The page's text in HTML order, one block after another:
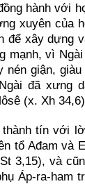
hành với
xuyên của
để xây dựng
mạnh, vì Ngài
nén giận,
đã xưng
(x. Xh
thành tín với
tổ Ađam và
3,15), và
Áp-ra-ham